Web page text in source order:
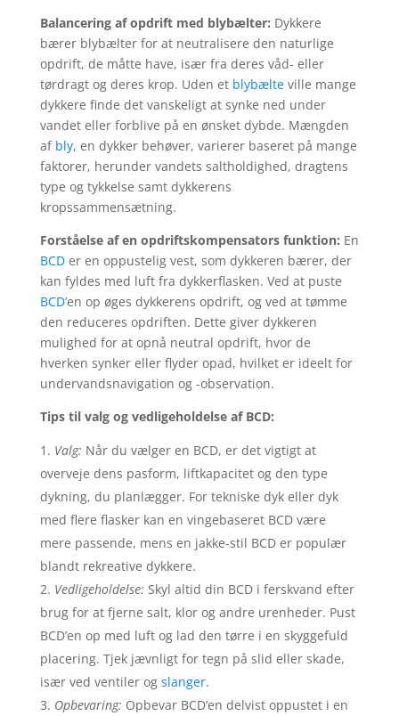
Balancering af opdrift med blybælter: Dykkere
bærer blybælter for at neutralisere den naturlige
opdrift, de måtte have, især fra deres våd- eller
tørdragt og deres krop. Uden et blybælteville mange
dykkere finde det vanskeligt at synke ned under
vandet eller forblive på en ønsket dybde. Mængden
af bly, en dykker behøver, varierer baseret på mange
faktorer, herunder vandets saltholdighed, dragtens
type og tykkelse samt dykkerens
kropssammensætning.
Forståelse af en opdriftskompensators funktion: En
BCDer en oppustelig vest, som dykkeren bærer, der
kan fyldes med luft fra dykkerflasken. Ved at puste
BCD’en op øges dykkerens opdrift, og ved at tømme
den reduceres opdriften. Dette giver dykkeren
mulighed for at opnå neutral opdrift, hvor de
hverken synker eller flyder opad, hvilket er ideelt for
undervandsnavigation og -observation.
Tips til valg og vedligeholdelse af BCD:
Valg: Når du vælger en BCD, er det vigtigt at
overveje dens pasform, liftkapacitet og den type
dykning, du planlægger. For tekniske dyk eller dyk
med flere flasker kan en vingebaseret BCD være
mere passende, mens en jakke-stil BCD er populær
blandt rekreative dykkere.
Vedligeholdelse: Skyl altid din BCD i ferskvand efter
brug for at fjerne salt, klor og andre urenheder. Pust
BCD’en op med luft og lad den tørre i en skyggefuld
placering. Tjek jævnligt for tegn på slid eller skade,
især ved ventiler og slanger.
Opbevaring: Opbevar BCD’en delvist oppustet i en